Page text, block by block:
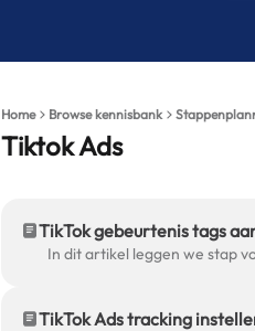
Home Browse kennisbank
Tiktok Ads
TikTok gebeurtenis tags
TikTok Ads tracking